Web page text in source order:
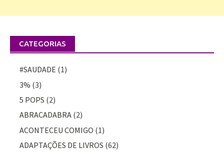
CATEGORIAS
#SAUDADE (1)
3% (3)
5 POPS (2)
ABRACADABRA (2)
ACONTECEU COMIGO (1)
ADAPTAÇÕES DE LIVROS (62)